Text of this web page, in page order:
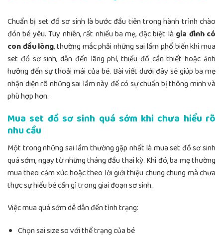
Chuẩn bị set đồ sơ sinh là bước đầu tiên trong hành trình chào
đón bé yêu. Tuy nhiên, rất nhiều ba mẹ, đặc biệt là gia đình có
con đầu lòng, thường mắc phải những sai lầm phổ biến khi mua
set đồ sơ sinh, dẫn đến lãng phí, thiếu đồ cần thiết hoặc ảnh
hưởng đến sự thoải mái của bé. Bài viết dưới đây sẽ giúp ba mẹ
nhận diện rõ những sai lầm này để có sự chuẩn bị thông minh và
phù hợp hơn.
Mua set đồ sơ sinh quá sớm khi chưa hiểu rõ
nhu cầu
Một trong những sai lầm thường gặp nhất là mua set đồ sơ sinh
quá sớm, ngay từ những tháng đầu thai kỳ. Khi đó, ba mẹ thường
mua theo cảm xúc hoặc theo lời giới thiệu chung chung mà chưa
thực sự hiểu bé cần gì trong giai đoạn sơ sinh.
Việc mua quá sớm dễ dẫn đến tình trạng:
Chọn sai size so với thể trạng của bé